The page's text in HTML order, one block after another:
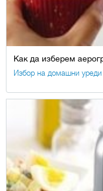
Как да изберем
Избор на домашни уреди